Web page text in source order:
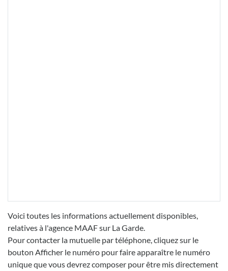
Voici toutes les informations actuellement disponibles,
relatives à l'agence MAAF sur La Garde.
Pour contacter la mutuelle par téléphone, cliquez sur le
bouton Afficher le numéro pour faire apparaître le numéro
unique que vous devrez composer pour être mis directement